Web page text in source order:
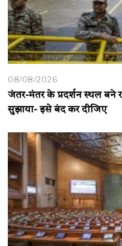
08/08/2026
जंतर-मंतर के प्रदर्शन स्थल बने
सुझाया- इसे बंद कर दीजिए